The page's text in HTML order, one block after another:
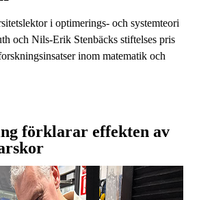
i optimerings‑ och systemteori
och Nils‑Erik Stenbäcks stiftelses pris
inom matematik och
förklarar effekten av